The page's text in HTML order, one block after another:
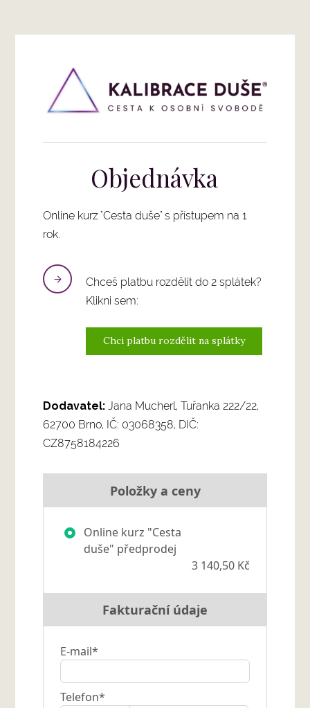
Objednávka
Online kurz "Cesta duše" s přístupem na 1
rok.
Chceš platbu rozdělit do 2 splátek?
Klikni sem:
Chci platbu rozdělit na splátky
Dodavatel: Jana Mucherl, Tuřanka 222/22,
62700 Brno, IČ: 03068358, DIČ:
CZ8758184226
Položky a ceny
Online kurz "Cesta
duše" předprodej
3 140,50 Kč
Fakturační údaje
E-mail*
Telefon*